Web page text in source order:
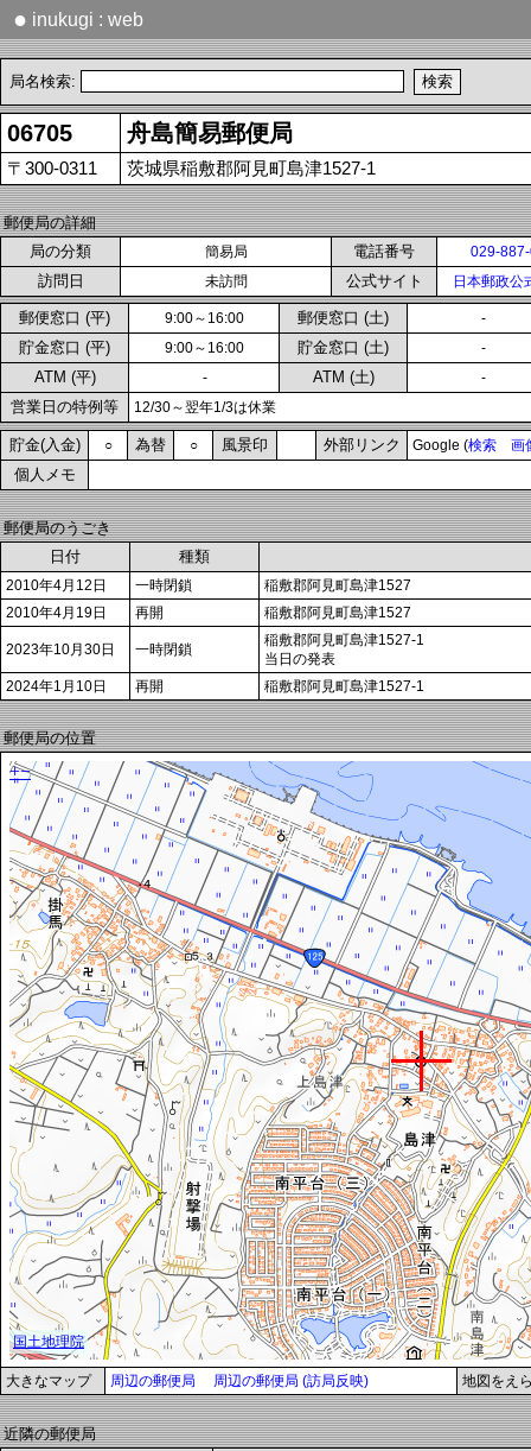
● inukugi : web
局名検索:
06705 舟島簡易郵便局
〒300-0311 茨城県稲敷郡阿見町島津1527-1
郵便局の詳細
局の分類
簡易局 電話番号 029-
訪問日 未訪問 公式サイト 日本郵政公
郵便窓口 (平) 9:00～16:00 郵便窓口 (土) -
貯金窓口 (平) 9:00～16:00 貯金窓口 (土) -
ATM (平) - ATM (土) -
営業日の特例等 12/30～翌年1/3は休業
貯金(入金) ○ 為替 ○ 風景印 外部リンク Google (検索 画
個人メモ
郵便局のうごき
日付
種類
2010年4月12日 一時閉鎖
稲敷郡阿見町島津1527
2010年4月19日
再開 稲敷郡阿見町島津1527
2023年10月30日 一時閉鎖
稲敷郡阿見町島津1527-1
当日の発表
2024年1月10日
再開 稲敷郡阿見町島津1527-1
郵便局の位置
大きなマップ 周辺の郵便局 周辺の郵便局 (訪局反映) 地図をえ
近隣の郵便局